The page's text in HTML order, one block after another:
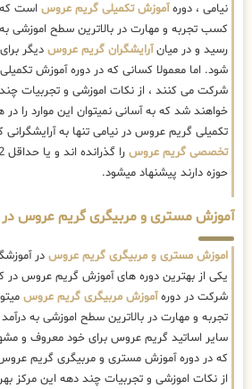
نیامی ، دورهآموزش تکمیلی گریم عروس است که
کسب تجربه و مهارت در بالاترین سطح اموزشی به
رسید و در میانآرایشگران گریم عروس دیگر
شود. اما معمولا کسانی که در دوره آموزش
شرکت می کنند ، از نکات اموزشی و تجربیات
خواهند شد که به آسانی نمیتوان این موارد را
تکمیلی گریم عروس در نیامی تنها به آرایشگرانی
تخصصی گریم عروس
حوزه دارند پیشنهاد میشود.
آموزش مستری و مربیگری گریم عروس در
اموزش مستری و مربیگری گریم عروس در
یکی از بهترین دوره های آموزش گریم عروس در
شرکت در دورهآموزش مربیگری گریم عروس
تجربه و مهارت در بالاترین سطح اموزشی به
سایر اساتید گریم عروس برای خود معروف و
که در دوره آموزش مستری و مربیگری گریم
از نکات اموزشی و تجربیات چند دهه این مرکز